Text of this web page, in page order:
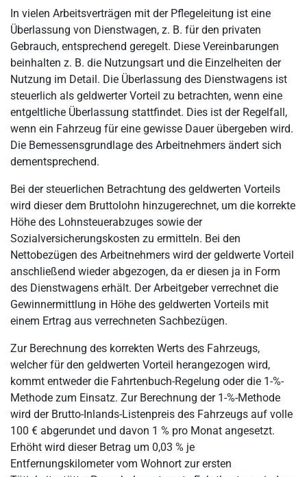
In vielen Arbeitsverträgen mit der Pflegeleitung ist eine
Überlassung von Dienstwagen, z. B. für den privaten
Gebrauch, entsprechend geregelt. Diese Vereinbarungen
beinhalten z. B. die Nutzungsart und die Einzelheiten der
Nutzung im Detail. Die Überlassung des Dienstwagens ist
steuerlich als geldwerter Vorteil zu betrachten, wenn eine
entgeltliche Überlassung stattfindet. Dies ist der Regelfall,
wenn ein Fahrzeug für eine gewisse Dauer übergeben wird.
Die Bemessensgrundlage des Arbeitnehmers ändert sich
dementsprechend.
Bei der steuerlichen Betrachtung des geldwerten Vorteils
wird dieser dem Bruttolohn hinzugerechnet, um die korrekte
Höhe des Lohnsteuerabzuges sowie der
Sozialversicherungskosten zu ermitteln. Bei den
Nettobezügen des Arbeitnehmers wird der geldwerte Vorteil
anschließend wieder abgezogen, da er diesen ja in Form
des Dienstwagens erhält. Der Arbeitgeber verrechnet die
Gewinnermittlung in Höhe des geldwerten Vorteils mit
einem Ertrag aus verrechneten Sachbezügen.
Zur Berechnung des korrekten Werts des Fahrzeugs,
welcher für den geldwerten Vorteil herangezogen wird,
kommt entweder die Fahrtenbuch-Regelung oder die 1-%-
Methode zum Einsatz. Zur Berechnung der 1-%-Methode
wird der Brutto-Inlands-Listenpreis des Fahrzeugs auf volle
100 € abgerundet und davon 1 % pro Monat angesetzt.
Erhöht wird dieser Betrag um 0,03 % je
Entfernungskilometer vom Wohnort zur ersten